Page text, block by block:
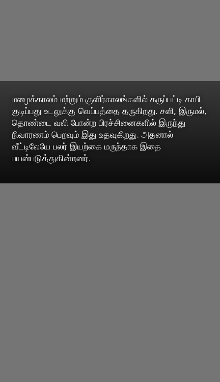
மழைக்காலம் மற்றும் குளிர்காலங்களில் கருப்பட்டி காபி
குடிப்பது உடலுக்கு வெப்பத்தை தருகிறது. சளி, இருமல்,
தொண்டை வலி போன்ற பிரச்சினைகளில் இருந்து
நிவாரணம் பெறவும் இது உதவுகிறது. அதனால்
வீட்டிலேயே பலர் இயற்கை மருந்தாக இதை
பயன்படுத்துகின்றனர்.